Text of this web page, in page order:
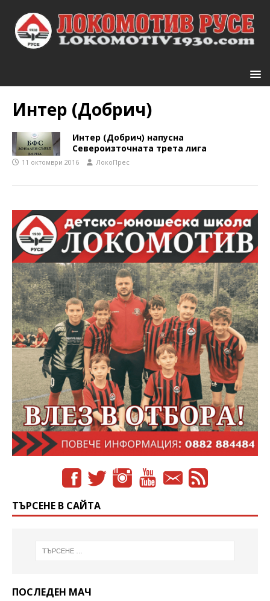
Интер (Добрич)
Интер (Добрич) напусна
Североизточната трета лига
11 октомври 2016 ЛокоПрес
ТЪРСЕНЕ В САЙТА
ПОСЛЕДЕН МАЧ